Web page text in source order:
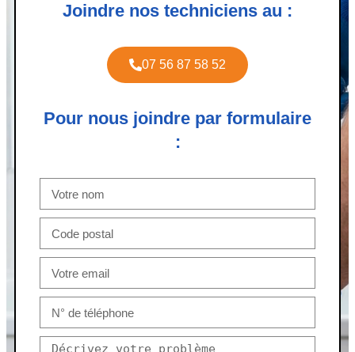
Joindre nos techniciens au :
07 56 87 58 52
Pour nous joindre par formulaire
: